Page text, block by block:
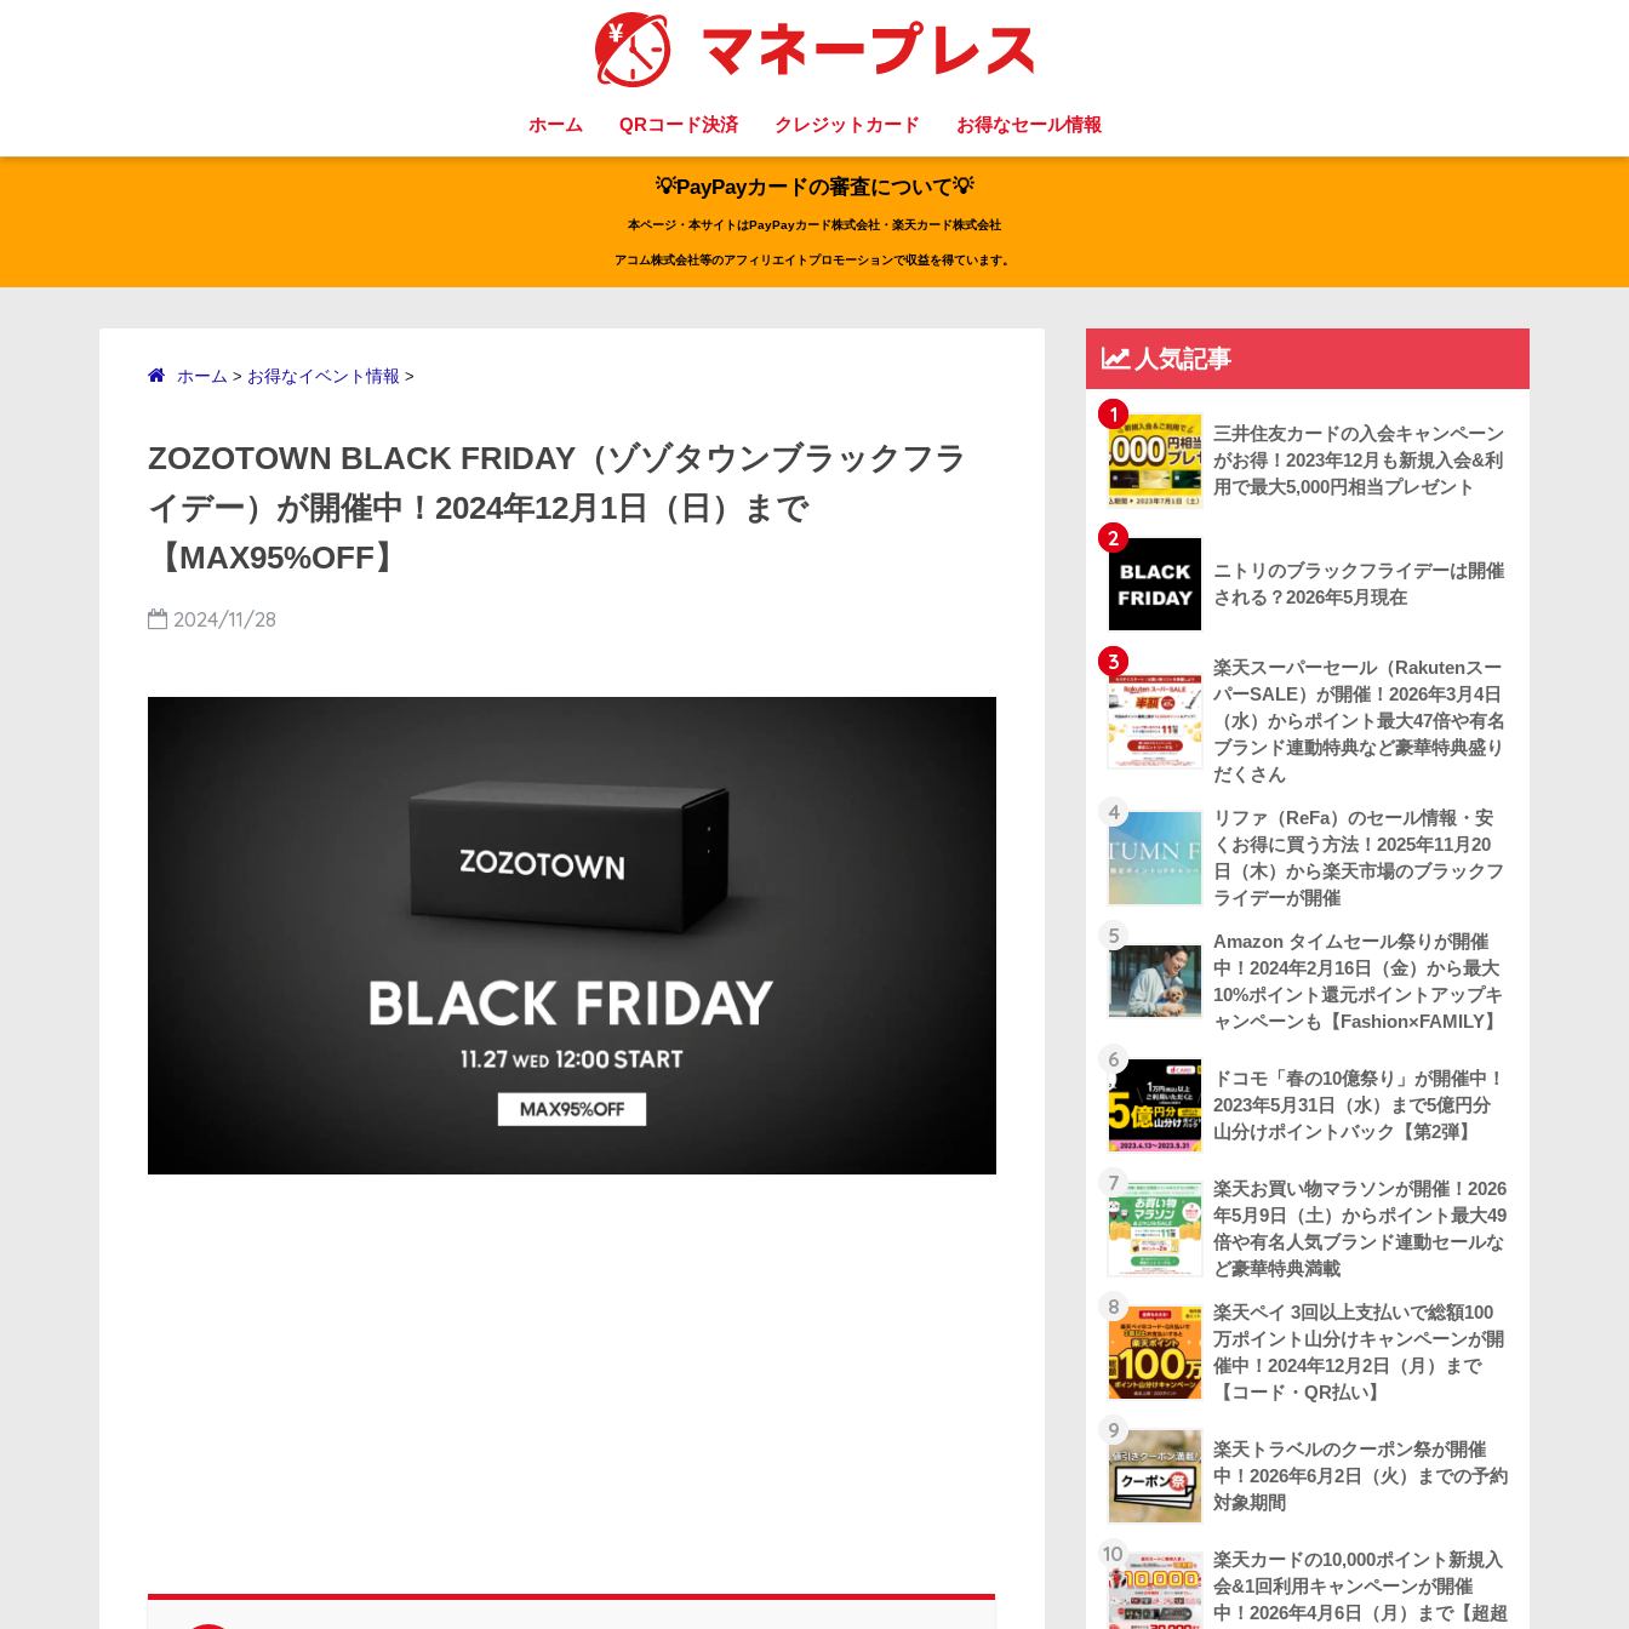
ホーム QRコード決済 クレジットカード お得なセール情報
💡PayPayカードの審査について💡
本ページ・本サイトはPayPayカード株式会社・楽天カード株式会社
アコム株式会社等のアフィリエイトプロモーションで収益を得ています。
ホーム > お得なイベント情報 >
ZOZOTOWN BLACK FRIDAY（ゾゾタウンブラックフラ
イデー）が開催中！2024年12月1日（日）まで
【MAX95%OFF】
2024/11/28
人気記事
1
三井住友カードの入会キャンペーン
がお得！2023年12月も新規入会&利
用で最大5,000円相当プレゼント
2
ニトリのブラックフライデーは開催
される？2026年5月現在
3
楽天スーパーセール（Rakutenスー
パーSALE）が開催！2026年3月4日
（水）からポイント最大47倍や有名
ブランド連動特典など豪華特典盛り
だくさん
4
リファ（ReFa）のセール情報・安
くお得に買う方法！2025年11月20
日（木）から楽天市場のブラックフ
ライデーが開催
5
Amazon タイムセール祭りが開催
中！2024年2月16日（金）から最大
10%ポイント還元ポイントアップキ
ャンペーンも【Fashion×FAMILY】
6
ドコモ「春の10億祭り」が開催中！
2023年5月31日（水）まで5億円分
山分けポイントバック【第2弾】
7
楽天お買い物マラソンが開催！2026
年5月9日（土）からポイント最大49
倍や有名人気ブランド連動セールな
ど豪華特典満載
8
楽天ペイ 3回以上支払いで総額100
万ポイント山分けキャンペーンが開
催中！2024年12月2日（月）まで
【コード・QR払い】
9
楽天トラベルのクーポン祭が開催
中！2026年6月2日（火）までの予約
対象期間
10
楽天カードの10,000ポイント新規入
会&1回利用キャンペーンが開催
中！2026年4月6日（月）まで【超超